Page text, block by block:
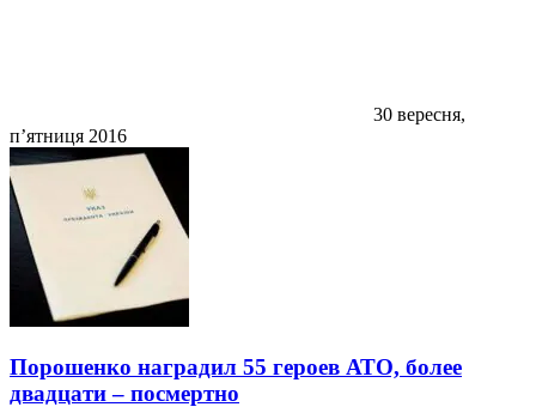
30 вересня,
п’ятниця 2016
Порошенко наградил 55 героев АТО, более
двадцати – посмертно